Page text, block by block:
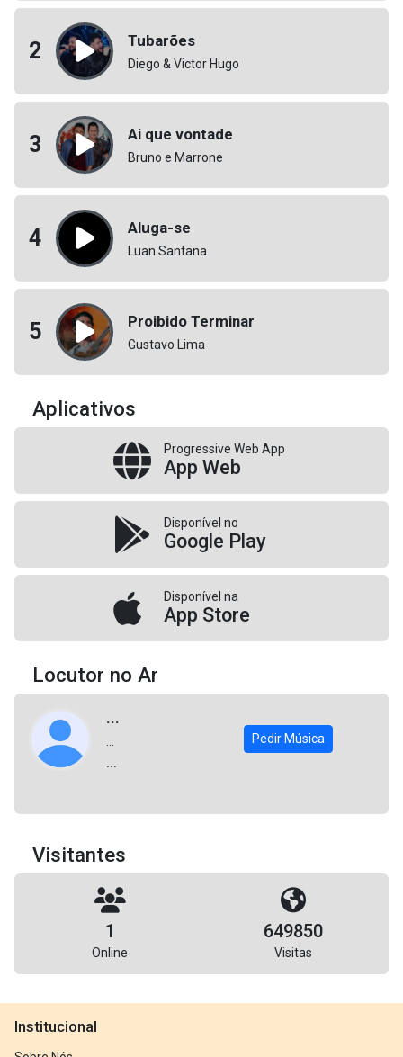
2 Tubarões
Diego & Victor Hugo
3 Ai que vontade
Bruno e Marrone
4 Aluga-se
Luan Santana
5 Proibido Terminar
Gustavo Lima
Aplicativos
Progressive Web App
App Web
Disponível no
Google Play
Disponível na
App Store
Locutor no Ar
...
...
Pedir Música
Visitantes
1
Online
649850
Visitas
Institucional